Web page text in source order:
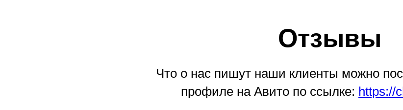
Что о нас пишут наши клиенты можно
профиле на Авито по ссылке: https://
Отзывы